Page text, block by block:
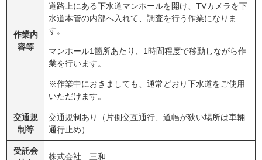
作業内
容等
道路上にある下水道マンホールを開け、TVカメラを下
水道本管の内部へ入れて、調査を行う作業になりま
す。
マンホール1箇所あたり、1時間程度で移動しながら作
業を行います。
※作業中におきましても、通常どおり下水道をご使用
いただけます。
交通規
制等
交通規制あり（片側交互通行、道幅が狭い場所は車輛
通行止め）
受託会
株式会社 三和